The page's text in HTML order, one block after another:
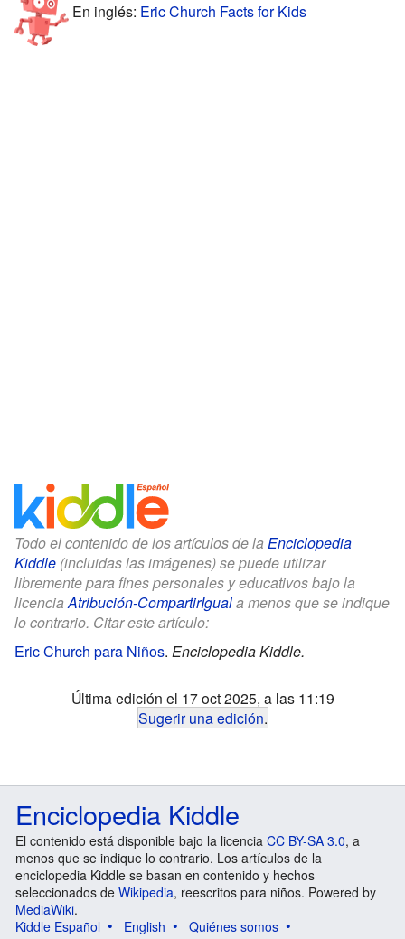
En inglés: Eric Church Facts for Kids
Todo el contenido de los artículos de la Enciclopedia
Kiddle (incluidas las imágenes) se puede utilizar
libremente para fines personales y educativos bajo la
licenciaAtribución-CompartirIguala menos que se indique
lo contrario. Citar este artículo:
Eric Church para Niños. Enciclopedia Kiddle.
Última edición el 17 oct 2025, a las 11:19
Sugerir una edición.
Enciclopedia Kiddle
El contenido está disponible bajo la licencia CC BY-SA 3.0, a
menos que se indique lo contrario. Los artículos de la
enciclopedia Kiddle se basan en contenido y hechos
seleccionados de Wikipedia, reescritos para niños. Powered by
MediaWiki.
Kiddle Español
English
Quiénes somos